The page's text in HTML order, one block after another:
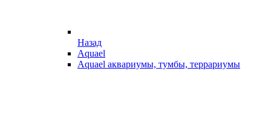
Назад
Aquael
Aquael аквариумы, тумбы, террариумы